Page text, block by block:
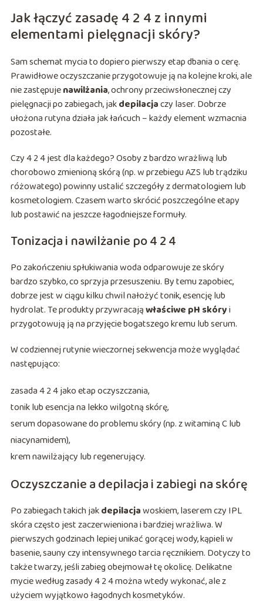
Jak łączyć zasadę 4 2 4 z innymi
elementami pielęgnacji skóry?
Sam schemat mycia to dopiero pierwszy etap dbania o cerę.
Prawidłowe oczyszczanie przygotowuje ją na kolejne kroki, ale
nie zastępujenawilżania, ochrony przeciwsłonecznej czy
pielęgnacji po zabiegach, jakdepilacjaczy laser. Dobrze
ułożona rutyna działa jak łańcuch – każdy element wzmacnia
pozostałe.
Czy 4 2 4 jest dla każdego? Osoby z bardzo wrażliwą lub
chorobowo zmienioną skórą (np. w przebiegu AZS lub trądziku
różowatego) powinny ustalić szczegóły z dermatologiem lub
kosmetologiem. Czasem warto skrócić poszczególne etapy
lub postawić na jeszcze łagodniejsze formuły.
Tonizacja i nawilżanie po 4 2 4
Po zakończeniu spłukiwania woda odparowuje ze skóry
bardzo szybko, co sprzyja przesuszeniu. By temu zapobiec,
dobrze jest w ciągu kilku chwil nałożyć tonik, esencję lub
hydrolat. Te produkty przywracająwłaściwe pH skóryi
przygotowują ją na przyjęcie bogatszego kremu lub serum.
W codziennej rutynie wieczornej sekwencja może wyglądać
następująco:
zasada 4 2 4 jako etap oczyszczania,
tonik lub esencja na lekko wilgotną skórę,
serum dopasowane do problemu skóry (np. z witaminą C lub
niacynamidem),
krem nawilżający lub regenerujący.
Oczyszczanie a depilacja i zabiegi na skórę
Po zabiegach takich jakdepilacjawoskiem, laserem czy IPL
skóra często jest zaczerwieniona i bardziej wrażliwa. W
pierwszych godzinach lepiej unikać gorącej wody, kąpieli w
basenie, sauny czy intensywnego tarcia ręcznikiem. Dotyczy to
także twarzy, jeśli zabieg obejmował tę okolicę. Delikatne
mycie według zasady 4 2 4 można wtedy wykonać, ale z
użyciem wyjątkowo łagodnych kosmetyków.